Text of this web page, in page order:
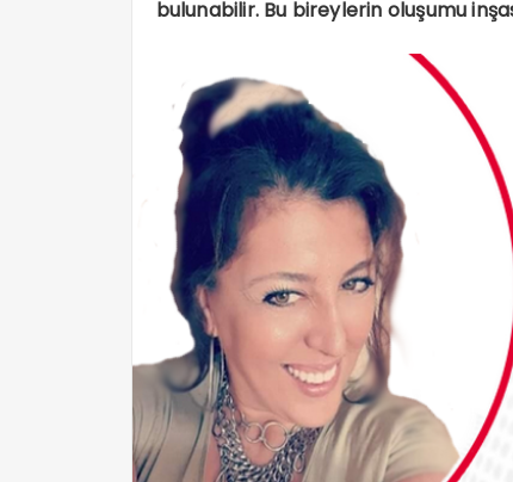
bulunabilir. Bu bireylerin oluşumu